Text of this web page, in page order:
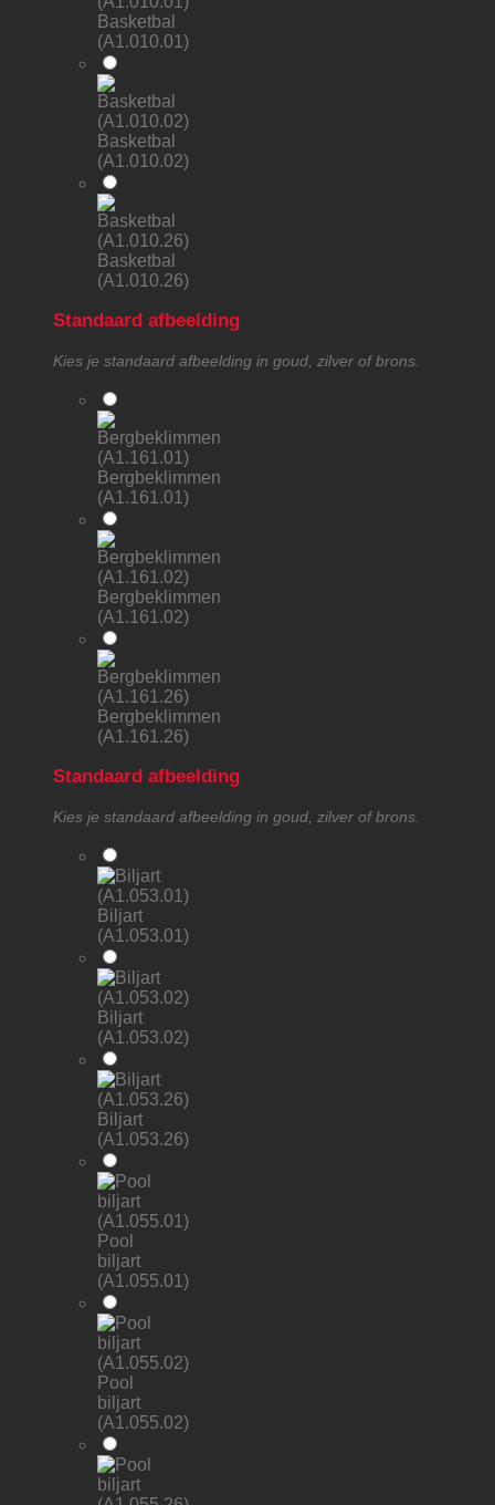
Basketbal
(A1.010.01)
Basketbal
(A1.010.02)
Basketbal
(A1.010.26)
Standaard afbeelding
Kies je standaard afbeelding in goud, zilver of brons.
Bergbeklimmen
(A1.161.01)
Bergbeklimmen
(A1.161.02)
Bergbeklimmen
(A1.161.26)
Standaard afbeelding
Kies je standaard afbeelding in goud, zilver of brons.
Biljart
(A1.053.01)
Biljart
(A1.053.02)
Biljart
(A1.053.26)
Pool
biljart
(A1.055.01)
Pool
biljart
(A1.055.02)